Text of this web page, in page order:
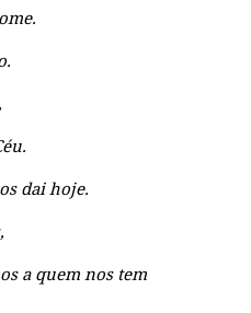
dai hoje.
a quem nos tem